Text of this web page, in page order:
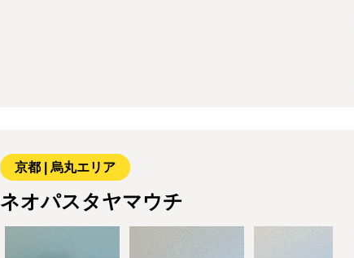
京都 | 烏丸エリア
ネオパスタヤマウチ